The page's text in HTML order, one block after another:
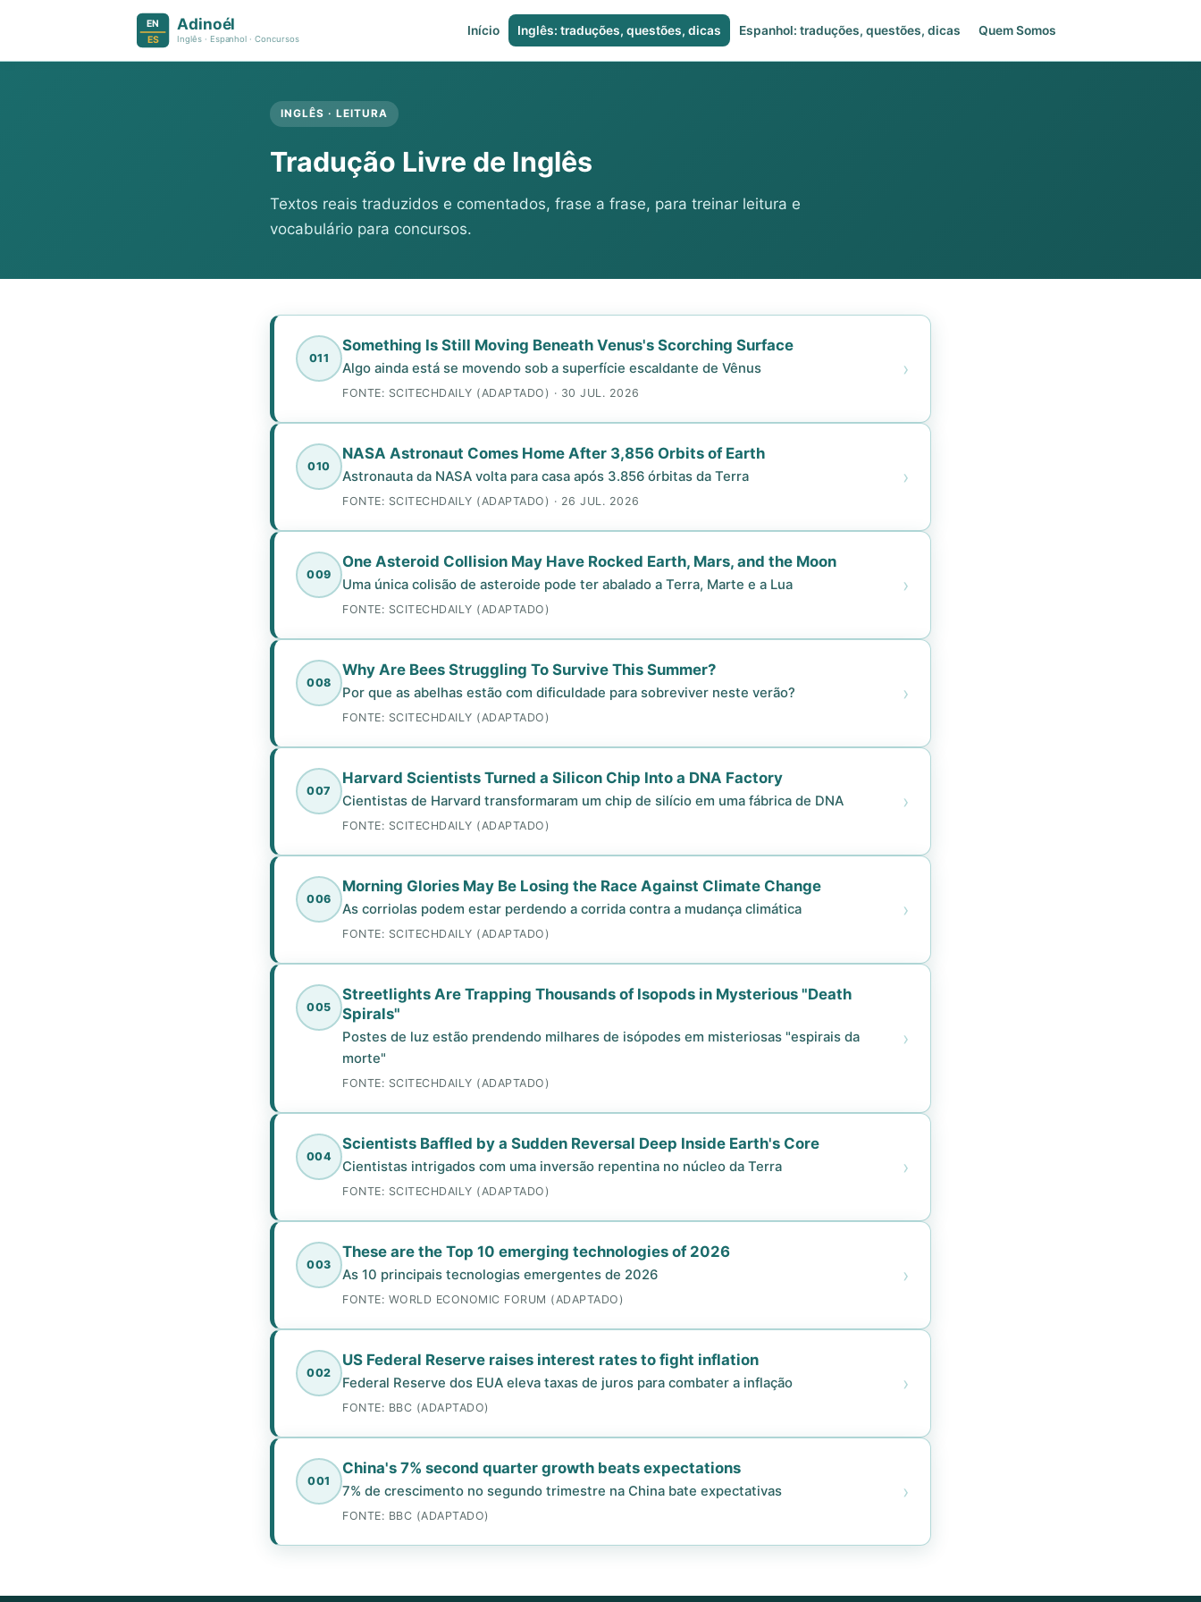
Início Inglês: traduções, questões, dicas Espanhol: traduções, questões, dicas Quem Somos
INGLÊS · LEITURA
Tradução Livre de Inglês
Textos reais traduzidos e comentados, frase a frase, para treinar leitura e
vocabulário para concursos.
011
Something Is Still Moving Beneath Venus's Scorching Surface
Algo ainda está se movendo sob a superfície escaldante de Vênus
FONTE: SCITECHDAILY (ADAPTADO) · 30 JUL. 2026
›
010
NASA Astronaut Comes Home After 3,856 Orbits of Earth
Astronauta da NASA volta para casa após 3.856 órbitas da Terra
FONTE: SCITECHDAILY (ADAPTADO) · 26 JUL. 2026
›
009
One Asteroid Collision May Have Rocked Earth, Mars, and the Moon
Uma única colisão de asteroide pode ter abalado a Terra, Marte e a Lua
FONTE: SCITECHDAILY (ADAPTADO)
›
008
Why Are Bees Struggling To Survive This Summer?
Por que as abelhas estão com dificuldade para sobreviver neste verão?
FONTE: SCITECHDAILY (ADAPTADO)
›
007
Harvard Scientists Turned a Silicon Chip Into a DNA Factory
Cientistas de Harvard transformaram um chip de silício em uma fábrica de DNA
FONTE: SCITECHDAILY (ADAPTADO)
›
006
Morning Glories May Be Losing the Race Against Climate Change
As corriolas podem estar perdendo a corrida contra a mudança climática
FONTE: SCITECHDAILY (ADAPTADO)
›
005
Streetlights Are Trapping Thousands of Isopods in Mysterious "Death
Spirals"
Postes de luz estão prendendo milhares de isópodes em misteriosas "espirais da
morte"
FONTE: SCITECHDAILY (ADAPTADO)
›
004
Scientists Baffled by a Sudden Reversal Deep Inside Earth's Core
Cientistas intrigados com uma inversão repentina no núcleo da Terra
FONTE: SCITECHDAILY (ADAPTADO)
›
003
These are the Top 10 emerging technologies of 2026
As 10 principais tecnologias emergentes de 2026
FONTE: WORLD ECONOMIC FORUM (ADAPTADO)
›
002
US Federal Reserve raises interest rates to fight inflation
Federal Reserve dos EUA eleva taxas de juros para combater a inflação
FONTE: BBC (ADAPTADO)
›
001
China's 7% second quarter growth beats expectations
7% de crescimento no segundo trimestre na China bate expectativas
FONTE: BBC (ADAPTADO)
›